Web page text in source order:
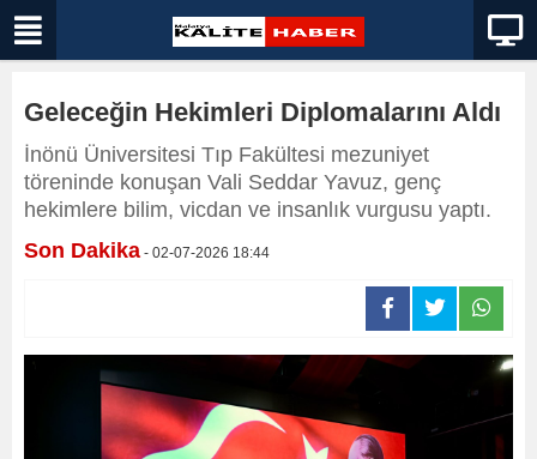
Geleceğin Hekimleri Diplomalarını Aldı
İnönü Üniversitesi Tıp Fakültesi mezuniyet
töreninde konuşan Vali Seddar Yavuz, genç
hekimlere bilim, vicdan ve insanlık vurgusu yaptı.
Son Dakika - 02-07-2026 18:44